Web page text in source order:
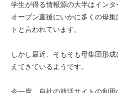
学生が得る情報源の大半はイン
オープン直後にいかに多くの母
トと言われています。
しかし最近、そもそも母集団形
えてきているようです。